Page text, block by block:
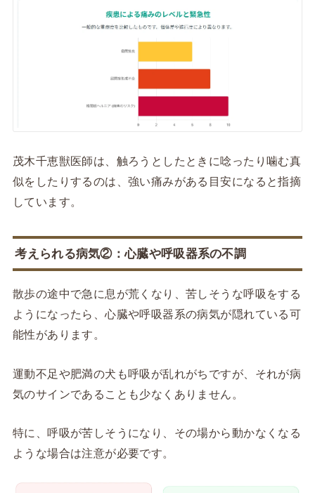
茂木千恵獣医師は、触ろうとしたときに唸ったり噛む真
似をしたりするのは、強い痛みがある目安になると指摘
しています。
考えられる病気②：心臓や呼吸器系の不調
散歩の途中で急に息が荒くなり、苦しそうな呼吸をする
ようになったら、心臓や呼吸器系の病気が隠れている可
能性があります。
運動不足や肥満の犬も呼吸が乱れがちですが、それが病
気のサインであることも少なくありません。
特に、呼吸が苦しそうになり、その場から動かなくなる
ような場合は注意が必要です。